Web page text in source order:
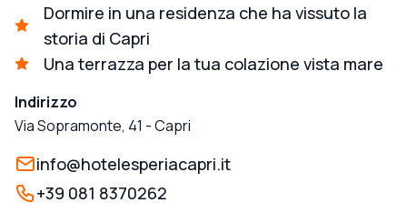
Dormire in una residenza che ha vissuto la
storia di Capri
Una terrazza per la tua colazione vista mare
Indirizzo
Via Sopramonte, 41 -Capri
info@hotelesperiacapri.it
+39 081 8370262